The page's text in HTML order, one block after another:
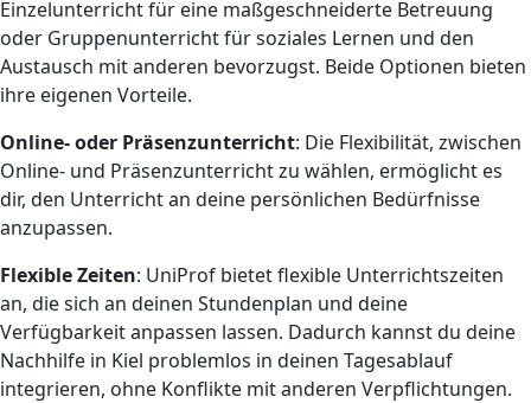
Einzelunterricht für eine maßgeschneiderte Betreuung
oder Gruppenunterricht für soziales Lernen und den
Austausch mit anderen bevorzugst. Beide Optionen bieten
ihre eigenen Vorteile.
Online- oder Präsenzunterricht: Die Flexibilität, zwischen
Online- und Präsenzunterricht zu wählen, ermöglicht es
dir, den Unterricht an deine persönlichen Bedürfnisse
anzupassen.
Flexible Zeiten: UniProf bietet flexible Unterrichtszeiten
an, die sich an deinen Stundenplan und deine
Verfügbarkeit anpassen lassen. Dadurch kannst du deine
Nachhilfe in Kiel problemlos in deinen Tagesablauf
integrieren, ohne Konflikte mit anderen Verpflichtungen.